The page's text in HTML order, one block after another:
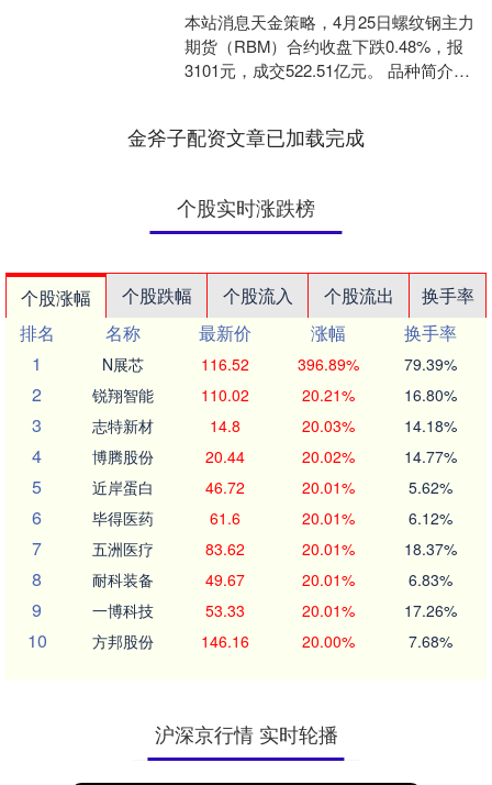
本站消息天金策略，4月25日螺纹钢主力
期货（RBM）合约收盘下跌0.48%，报
3101元，成交522.51亿元。 品种简介：
金斧子配资文章已加载完成
个股实时涨跌榜
个股涨幅 个股跌幅 个股流入 个股流出
换手率
排名
名称 最新价 涨幅
换手率
1
N展芯 116.52 396.89% 79.39%
2 锐翔智能 110.02 20.21% 16.80%
3 志特新材 14.8 20.03% 14.18%
4 博腾股份 20.44 20.02% 14.77%
5 近岸蛋白 46.72 20.01% 5.62%
6 毕得医药 61.6 20.01% 6.12%
7 五洲医疗 83.62 20.01% 18.37%
8 耐科装备 49.67 20.01% 6.83%
9 一博科技 53.33 20.01% 17.26%
10 方邦股份 146.16 20.00% 7.68%
沪深京行情 实时轮播